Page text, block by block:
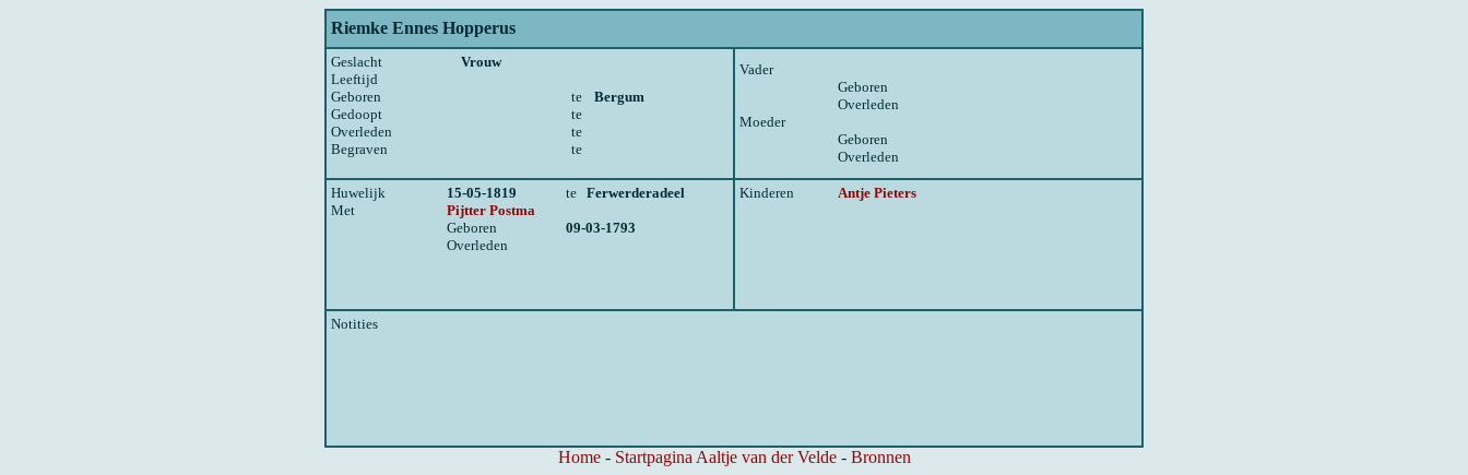
Riemke Ennes Hopperus
Geslacht
Vrouw
Leeftijd
Geboren
te
Bergum
Gedoopt
te
Overleden
te
Begraven
te
Vader
Geboren
Overleden
Moeder
Geboren
Overleden
Huwelijk 15-05-1819 te Ferwerderadeel
Met
Pijtter Postma
Geboren
09-03-1793
Overleden
Kinderen Antje Pieters
Notities
Home- Startpagina Aaltje van der Velde- Bronnen